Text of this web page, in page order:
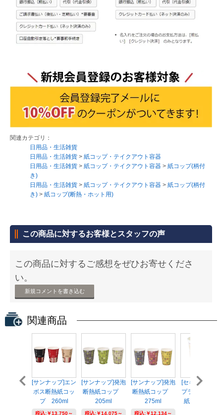
関連カテゴリ：
日用品・生活雑貨
日用品・生活雑貨 > 紙コップ・テイクアウト容器
日用品・生活雑貨 > 紙コップ・テイクアウト容器 > 紙コップ(柄付
き)
日用品・生活雑貨 > 紙コップ・テイクアウト容器 > 紙コップ(柄付
き) > 紙コップ(断熱・ホット用)
この商品に対するお客様とスタッフの声
この商品に対するご感想をぜひお寄せくださ
い。
新規コメントを書き込む
関連商品
[サンナップ]エン
ボス断熱紙コッ
プ 260ml
税込:￥13,750～
[サンナップ]発泡
断熱紙コップ
205ml
税込:￥14,075～
[サンナップ]発泡
断熱紙コップ
275ml
税込:￥12,134～
[セキシステム
プライ]発泡断
紙コップ6.5オ